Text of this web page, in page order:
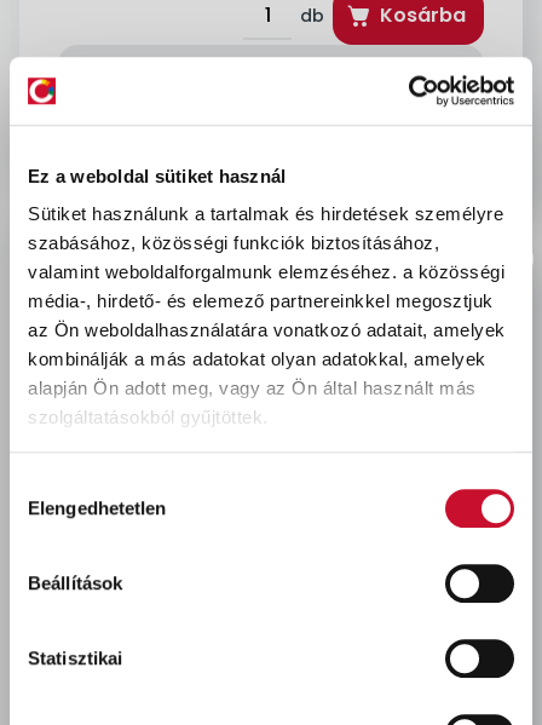
Ez a weboldal sütiket használ
Sütiket használunk a tartalmak és hirdetések személyre
szabásához, közösségi funkciók biztosításához,
valamint weboldalforgalmunk elemzéséhez. a közösségi
média-, hirdető- és elemező partnereinkkel megosztjuk
az Ön weboldalhasználatára vonatkozó adatait, amelyek
kombinálják a más adatokat olyan adatokkal, amelyek
alapján Ön adott meg, vagy az Ön által használt más
szolgáltatásokból gyűjtöttek.
kiválasztása
Elengedhetetlen
Beállítások
Statisztikai
db Kosárba
ingyenes
Kiszállítás - MPL csomagfeladás: 1 990 Ft
Utoljára megtekintett termékek
db XL